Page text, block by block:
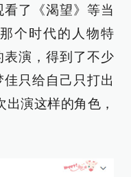
了《渴望》等当
个时代的人物特
表演，得到了不少
只给自己只打出
演这样的角色，